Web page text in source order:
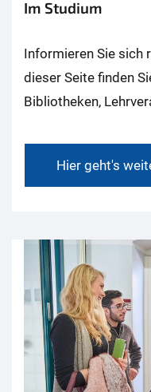
Im Studium
Informieren Sie sich
dieser Seite finden
Bibliotheken,
Hier geht's